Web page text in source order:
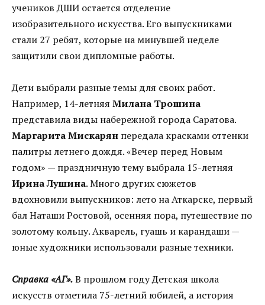
учеников ДШИ остается отделение
изобразительного искусства. Его выпускниками
стали 27 ребят, которые на минувшей неделе
защитили свои дипломные работы.
Дети выбрали разные темы для своих работ.
Например, 14-летняя Милана Трошина
представила виды набережной города Саратова.
Маргарита Мискарян передала красками оттенки
палитры летнего дождя. «Вечер перед Новым
годом» — праздничную тему выбрала 15-летняя
Ирина Лушина. Много других сюжетов
вдохновили выпускников: лето на Аткарске, первый
бал Наташи Ростовой, осенняя пора, путешествие по
золотому кольцу. Акварель, гуашь и карандаши —
юные художники использовали разные техники.
Справка «АГ».В прошлом году Детская школа
искусств отметила 75-летний юбилей, а история